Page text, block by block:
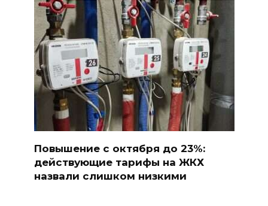
Повышение с октября до 23%:
действующие тарифы на ЖКХ
назвали слишком низкими